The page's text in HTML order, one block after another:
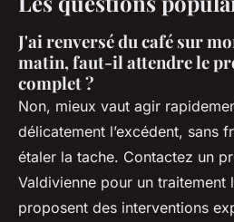
J'ai renversé du café sur
matin, faut-il attendre le
complet ?
Non, mieux vaut agir
délicatement l’excédent, sans
étaler la tache. Contactez un
Valdivienne pour un traitement
proposent des interventions